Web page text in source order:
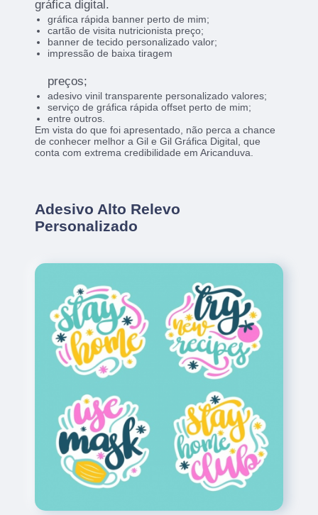
gráfica digital.
gráfica rápida banner perto de mim;
cartão de visita nutricionista preço;
banner de tecido personalizado valor;
impressão de baixa tiragem
preços;
adesivo vinil transparente personalizado valores;
serviço de gráfica rápida offset perto de mim;
entre outros.
Em vista do que foi apresentado, não perca a chance
de conhecer melhor a Gil e Gil Gráfica Digital, que
conta com extrema credibilidade em Aricanduva.
Adesivo Alto Relevo
Personalizado